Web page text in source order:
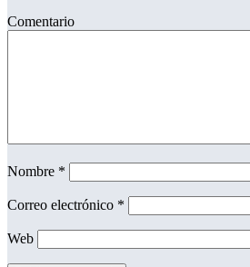
Comentario
Nombre *
Correo electrónico *
Web